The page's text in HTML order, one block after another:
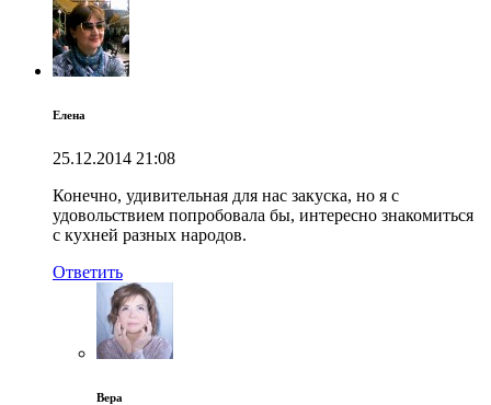
Елена
25.12.2014 21:08
Конечно, удивительная для нас закуска, но я с
удовольствием попробовала бы, интересно знакомиться
с кухней разных народов.
Ответить
Вера